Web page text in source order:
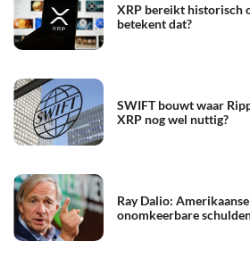
XRP bereikt historisch
betekent dat?
SWIFT bouwt waar
XRP nog wel nuttig?
Ray Dalio:
onomkeerbare